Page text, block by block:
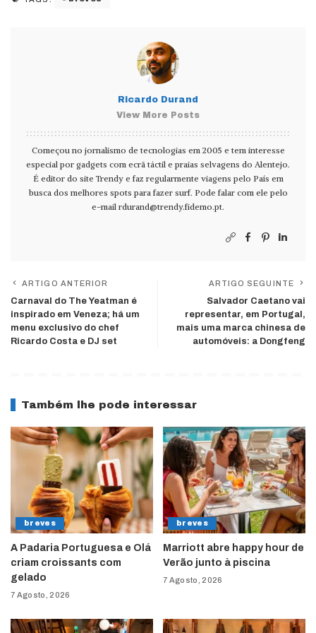
Ricardo Durand
View More Posts
Começou no jornalismo de tecnologias em 2005 e tem interesse
especial por gadgets com ecrã táctil e praias selvagens do Alentejo.
É editor do site Trendy e faz regularmente viagens pelo País em
busca dos melhores spots para fazer surf. Pode falar com ele pelo
e-mail rdurand@trendy.fidemo.pt.
ARTIGO ANTERIOR
Carnaval do The Yeatman é
inspirado em Veneza; há um
menu exclusivo do chef
Ricardo Costa e DJ set
ARTIGO SEGUINTE
Salvador Caetano vai
representar, em Portugal,
mais uma marca chinesa de
automóveis: a Dongfeng
Também lhe pode interessar
breves
A Padaria Portuguesa e Olá
criam croissants com
gelado
7 Agosto, 2026
breves
Marriott abre happy hour de
Verão junto à piscina
7 Agosto, 2026